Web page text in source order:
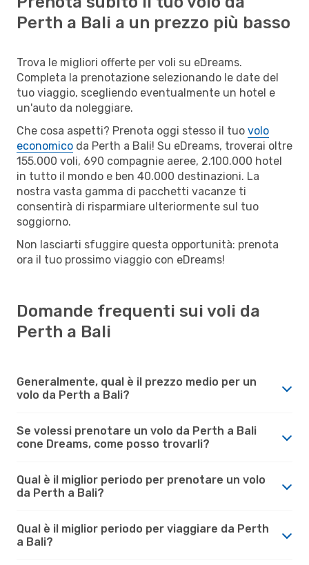
Perth a Bali a un prezzo più basso
Trova le migliori offerte per voli su eDreams.
Completa la prenotazione selezionando le date del
tuo viaggio, scegliendo eventualmente un hotel e
un'auto da noleggiare.
Che cosa aspetti? Prenota oggi stesso il tuo volo
economico da Perth a Bali! Su eDreams, troverai oltre
155.000 voli, 690 compagnie aeree, 2.100.000 hotel
in tutto il mondo e ben 40.000 destinazioni. La
nostra vasta gamma di pacchetti vacanze ti
consentirà di risparmiare ulteriormente sul tuo
soggiorno.
Non lasciarti sfuggire questa opportunità: prenota
ora il tuo prossimo viaggio con eDreams!
Domande frequenti sui voli da
Perth a Bali
Generalmente, qual è il prezzo medio per un
volo da Perth a Bali?
Se volessi prenotare un volo da Perth a Bali
cone Dreams, come posso trovarli?
Qual è il miglior periodo per prenotare un volo
da Perth a Bali?
Qual è il miglior periodo per viaggiare da Perth
a Bali?